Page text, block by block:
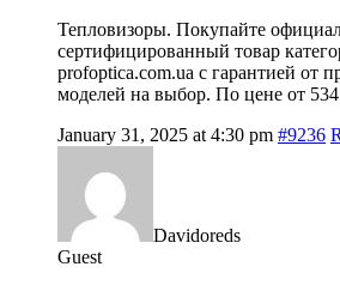
Тепловизоры. Покупайте
сертифицированный товар
profoptica.com.ua с гарантией от
моделей на выбор. По цене от
January 31, 2025 at 4:30 pm #9236
Davidoreds
Guest